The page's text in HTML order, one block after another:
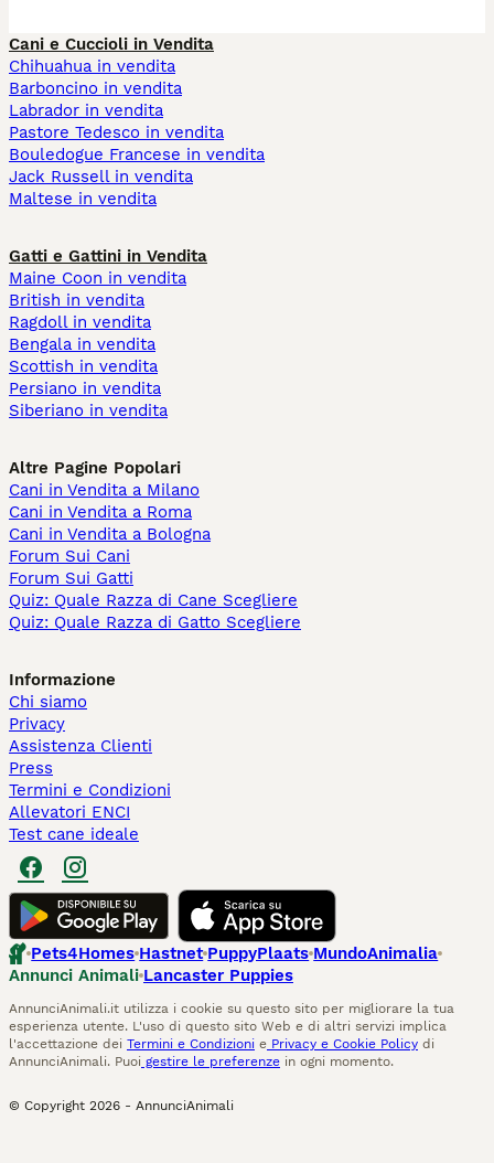
Cani e Cuccioli in Vendita
Chihuahua in vendita
Barboncino in vendita
Labrador in vendita
Pastore Tedesco in vendita
Bouledogue Francese in vendita
Jack Russell in vendita
Maltese in vendita
Gatti e Gattini in Vendita
Maine Coon in vendita
British in vendita
Ragdoll in vendita
Bengala in vendita
Scottish in vendita
Persiano in vendita
Siberiano in vendita
Altre Pagine Popolari
Cani in Vendita a Milano
Cani in Vendita a Roma
Cani in Vendita a Bologna
Forum Sui Cani
Forum Sui Gatti
Quiz: Quale Razza di Cane Scegliere
Quiz: Quale Razza di Gatto Scegliere
Informazione
Chi siamo
Privacy
Assistenza Clienti
Press
Termini e Condizioni
Allevatori ENCI
Test cane ideale
Pets4Homes Hastnet PuppyPlaats MundoAnimalia
Annunci Animali Lancaster Puppies
AnnunciAnimali.it utilizza i cookie su questo sito per migliorare la tua
esperienza utente. L'uso di questo sito Web e di altri servizi implica
l'accettazione dei Termini e Condizioni e Privacy e Cookie Policy di
AnnunciAnimali. Puoi gestire le preferenze in ogni momento.
© Copyright 2026 - AnnunciAnimali